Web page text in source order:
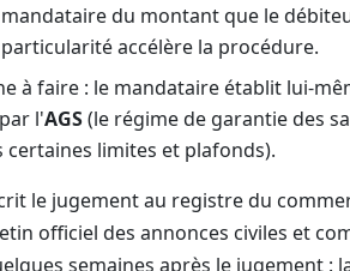
du montant que le
accélère la procédure.
à faire : le mandataire établit lui-
l'AGS(le régime de garantie des
limites et plafonds).
le jugement au registre du
officiel des annonces civiles et
semaines après le jugement :